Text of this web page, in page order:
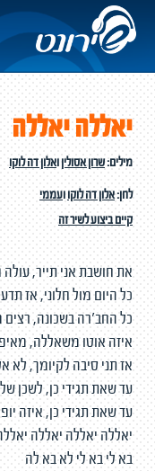
יאללה יאללה
מילים:שרון אסוליןואלון דה לוקו
לחן:אלון דה לוקוועממי
קיים ביצוע לשיר זה
את חושבת אני תייר,
כל היום מול חלוני, אז
כל החב'רה בשכונה,
איזה אוטו משאללה,
אז תני סיבה לקיומך, לא
עד שאת תגידי כן, לשכן
עד שאת תגידי כן, איזה
יאללה יאללה יאללה
בא לי בא לי לא בא לה